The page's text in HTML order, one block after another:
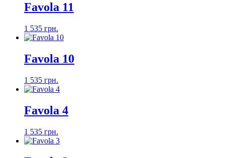
Favola 11
1 535 грн.
Favola 10
1 535 грн.
Favola 4
1 535 грн.